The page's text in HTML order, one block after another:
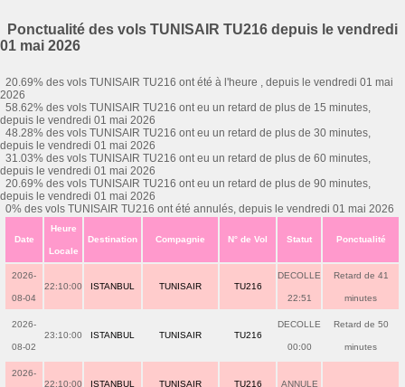
Ponctualité des vols TUNISAIR TU216 depuis le vendredi
01 mai 2026
20.69% des vols TUNISAIR TU216 ont été à l'heure , depuis le vendredi 01 mai
2026
58.62% des vols TUNISAIR TU216 ont eu un retard de plus de 15 minutes,
depuis le vendredi 01 mai 2026
48.28% des vols TUNISAIR TU216 ont eu un retard de plus de 30 minutes,
depuis le vendredi 01 mai 2026
31.03% des vols TUNISAIR TU216 ont eu un retard de plus de 60 minutes,
depuis le vendredi 01 mai 2026
20.69% des vols TUNISAIR TU216 ont eu un retard de plus de 90 minutes,
depuis le vendredi 01 mai 2026
0% des vols TUNISAIR TU216 ont été annulés, depuis le vendredi 01 mai 2026
Date
Heure
Locale
Destination Compagnie N° de Vol Statut Ponctualité
2026-
08-04
22:10:00 ISTANBUL TUNISAIR TU216
DECOLLE
22:51
Retard de 41
minutes
2026-
08-02
23:10:00 ISTANBUL TUNISAIR TU216
DECOLLE
00:00
Retard de 50
minutes
2026-
22:10:00 ISTANBUL TUNISAIR TU216 ANNULE